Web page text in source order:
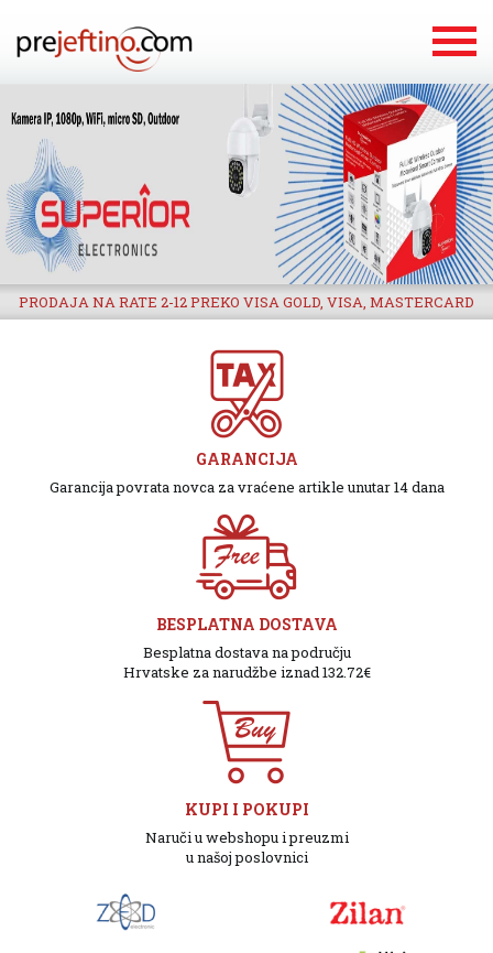
PRODAJA NA RATE 2-12 PREKO VISA GOLD, VISA, MASTERCARD
GARANCIJA
Garancija povrata novca za vraćene artikle unutar 14 dana
BESPLATNA DOSTAVA
Besplatna dostava na području
Hrvatske za narudžbe iznad 132.72€
KUPI I POKUPI
Naruči u webshopu i preuzmi
u našoj poslovnici